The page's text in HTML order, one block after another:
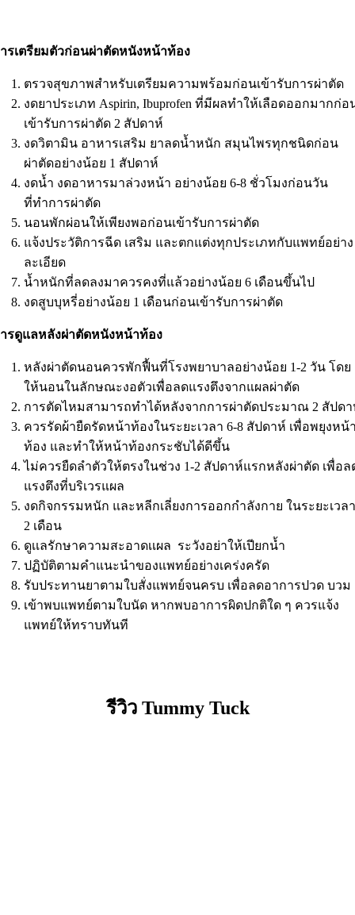
รเตรียมตัวก่อนผ่าตัดหนังหน้าท้อง
ตรวจสุขภาพสำหรับเตรียมความพร้อมก่อนเข้ารับการผ่าตัด
งดยาประเภท Aspirin, Ibuprofen ที่มีผลทำให้เลือดออกมากก่อ
เข้ารับการผ่าตัด 2 สัปดาห์
งดวิตามิน อาหารเสริม ยาลดน้ำหนัก สมุนไพรทุกชนิดก่อน
ผ่าตัดอย่างน้อย 1 สัปดาห์
งดน้ำ งดอาหารมาล่วงหน้า อย่างน้อย 6-8 ชั่วโมงก่อนวัน
ที่ทำการผ่าตัด
นอนพักผ่อนให้เพียงพอก่อนเข้ารับการผ่าตัด
แจ้งประวัติการฉีด เสริม และตกแต่งทุกประเภทกับแพทย์อย่าง
ละเอียด
น้ำหนักที่ลดลงมาควรคงที่แล้วอย่างน้อย 6 เดือนขึ้นไป
งดสูบบุหรี่อย่างน้อย 1 เดือนก่อนเข้ารับการผ่าตัด
รดูแลหลังผ่าตัดหนังหน้าท้อง
หลังผ่าตัดนอนควรพักฟื้นที่โรงพยาบาลอย่างน้อย 1-2 วัน โดย
ให้นอนในลักษณะงอตัวเพื่อลดแรงตึงจากแผลผ่าตัด
การตัดไหมสามารถทำได้หลังจากการผ่าตัดประมาณ 2 สัปด
ควรรัดผ้ายืดรัดหน้าท้องในระยะเวลา 6-8 สัปดาห์ เพื่อพยุงหน้
ท้อง และทำให้หน้าท้องกระชับได้ดีขึ้น
ไม่ควรยืดลำตัวให้ตรงในช่วง 1-2 สัปดาห์แรกหลังผ่าตัด เพื่อล
แรงตึงที่บริเวรแผล
งดกิจกรรมหนัก และหลีกเลี่ยงการออกกำลังกาย ในระยะเวล
2 เดือน
ดูเเลรักษาความสะอาดเเผล ระวังอย่าให้เปียกน้ำ
ปฏิบัติตามคําแนะนําของแพทย์อย่างเคร่งครัด
รับประทานยาตามใบสั่งแพทย์จนครบ เพื่อลดอาการปวด บวม
เข้าพบแพทย์ตามใบนัด หากพบอาการผิดปกติใด ๆ ควรแจ้ง
แพทย์ให้ทราบทันที
รีวิว Tummy Tuck